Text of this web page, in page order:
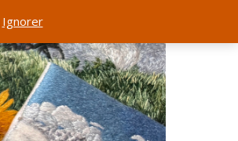
Ignorer